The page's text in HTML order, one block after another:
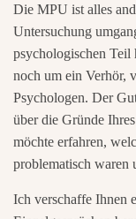
Die MPU ist alles
Untersuchung
psychologischen Teil
noch um ein Verhör,
Psychologen. Der
über die Gründe
möchte erfahren,
problematisch waren
Ich verschaffe Ihnen